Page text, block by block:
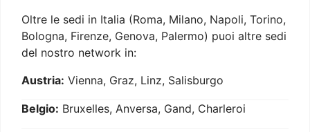
Oltre le sedi in Italia (Roma, Milano, Napoli, Torino,
Bologna, Firenze, Genova, Palermo) puoi altre sedi
del nostro network in:
Austria: Vienna, Graz, Linz, Salisburgo
Belgio: Bruxelles, Anversa, Gand, Charleroi